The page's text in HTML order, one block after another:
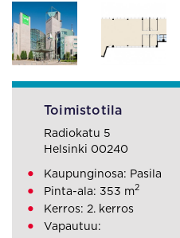
Toimistotila
Radiokatu 5
Helsinki 00240
Kaupunginosa: Pasila
Pinta-ala: 353 m2
Kerros: 2. kerros
Vapautuu: